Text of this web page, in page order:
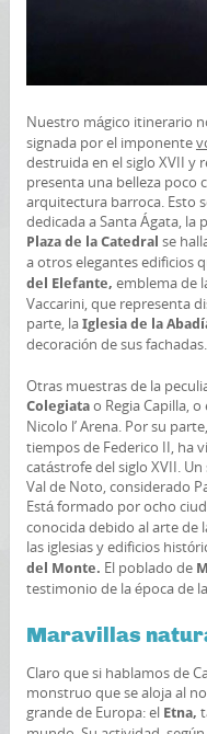
Nuestro mágico itinerario
signada por el imponente
destruida en el siglo XVII y
presenta una belleza poco
arquitectura barroca. Esto
dedicada a Santa Ágata, la
Plaza de la Catedral se
a otros elegantes edificios
del Elefante, emblema de
Vaccarini, que representa
parte, la Iglesia de la
decoración de sus fachadas.
Otras muestras de la
Colegiata o Regia Capilla,
Nicolo l’ Arena. Por su
tiempos de Federico II, ha
catástrofe del siglo XVII.
Val de Noto, considerado
Está formado por ocho
conocida debido al arte de
las iglesias y edificios
del Monte. El poblado de
testimonio de la época de
Maravillas
Claro que si hablamos de
monstruo que se aloja al
grande de Europa: el Etna,